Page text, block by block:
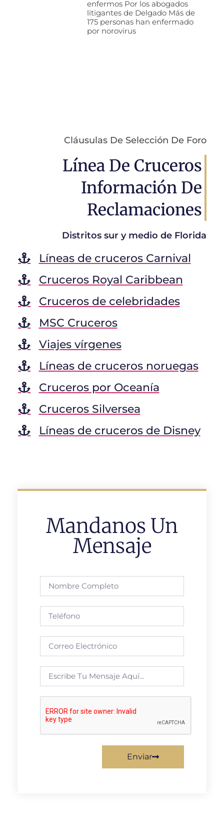
enfermos Por los abogados
litigantes de Delgado Más de
175 personas han enfermado
por norovirus
Cláusulas De Selección De Foro
Línea De Cruceros
Información De
Reclamaciones
Distritos sur y medio de Florida
Líneas de cruceros Carnival
Cruceros Royal Caribbean
Cruceros de celebridades
MSC Cruceros
Viajes vírgenes
Líneas de cruceros noruegas
Cruceros por Oceanía
Cruceros Silversea
Líneas de cruceros de Disney
Mandanos Un
Mensaje
Enviar